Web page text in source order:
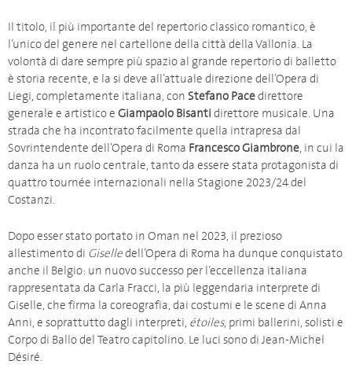
Il titolo, il più importante del repertorio classico romantico, è
l’unico del genere nel cartellone della città della Vallonia. La
volontà di dare sempre più spazio al grande repertorio di balletto
è storia recente, e la si deve all’attuale direzione dell’Opera di
Liegi, completamente italiana, con Stefano Pacedirettore
generale e artistico e Giampaolo Bisanti direttore musicale. Una
strada che ha incontrato facilmente quella intrapresa dal
Sovrintendente dell’Opera di Roma Francesco Giambrone, in cui la
danza ha un ruolo centrale, tanto da essere stata protagonista di
quattro tournée internazionali nella Stagione 2023/24 del
Costanzi.
Dopo esser stato portato in Oman nel 2023, il prezioso
allestimento di Giselledell’Opera di Roma ha dunque conquistato
anche il Belgio: un nuovo successo per l’eccellenza italiana
rappresentata da Carla Fracci, la più leggendaria interprete di
Giselle, che firma la coreografia, dai costumi e le scene di Anna
Anni, e soprattutto dagli interpreti, étoiles, primi ballerini, solisti e
Corpo di Ballo del Teatro capitolino. Le luci sono di Jean-Michel
Désiré.